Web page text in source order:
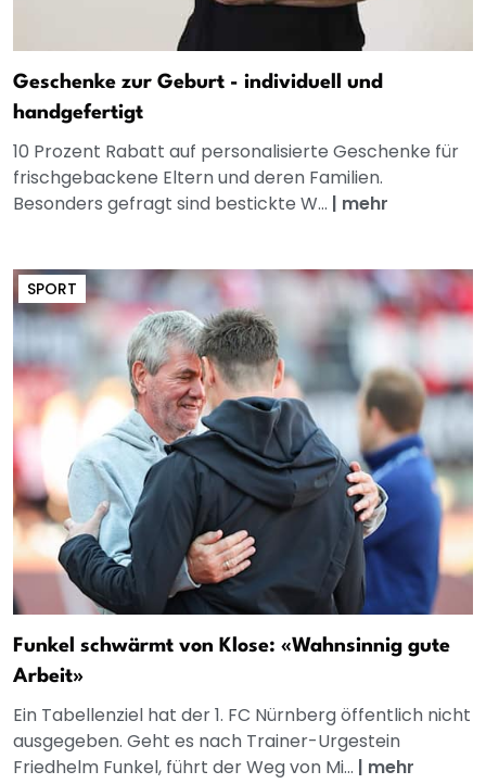
Geschenke zur Geburt - individuell und
handgefertigt
10 Prozent Rabatt auf personalisierte Geschenke für
frischgebackene Eltern und deren Familien.
Besonders gefragt sind bestickte W... | mehr
SPORT
Funkel schwärmt von Klose: «Wahnsinnig gute
Arbeit»
Ein Tabellenziel hat der 1. FC Nürnberg öffentlich nicht
ausgegeben. Geht es nach Trainer-Urgestein
Friedhelm Funkel, führt der Weg von Mi... | mehr